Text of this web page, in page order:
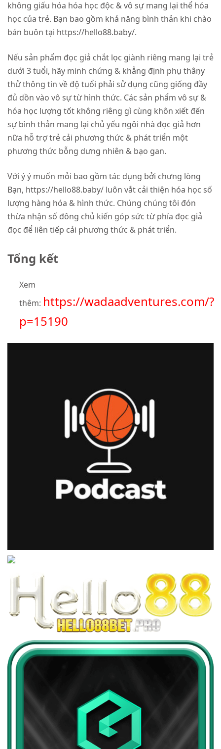
không giấu hóa hóa học độc & vô sự mang lại thể hóa
học của trẻ. Bạn bao gồm khả năng bình thản khi chào
bán buôn tại https://hello88.baby/.
Nếu sản phẩm đọc giả chắt lọc giành riêng mang lại trẻ
dưới 3 tuổi, hãy minh chứng & khẳng định phụ thâṇy
thử thông tin về độ tuổi phải sử dụng cũng giống đầy
đủ dồn vào vô sự từ hình thức. Các sản phẩm vô sự &
hóa học lượng tốt không riêng gì cùng khôn xiết đến
sự bình thản mang lại chủ yếu ngôi nhà đọc giả hơn
nữa hỗ trợ trẻ cải phương thức & phát triển một
phương thức bỗng dưng nhiên & bạo gan.
Với ý ý muốn mỏi bao gồm tác dụng bởi chưng lòng
Bạn, https://hello88.baby/ luôn vắt cải thiện hóa học số
lượng hàng hóa & hình thức. Chúng chúng tôi đón
thừa nhận số đông chủ kiến góp sức từ phía đọc giả
đọc để liên tiếp cải phương thức & phát triển.
Tổng kết
Xem
thêm: https://wadaadventures.com/?
p=15190